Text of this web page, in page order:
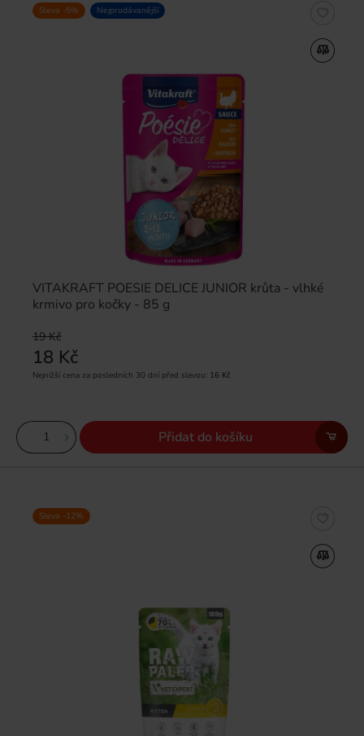
VITAKRAFT POESIE DELICE JUNIOR krůta - vlhké
krmivo pro kočky - 85 g
19 Kč
18 Kč
Nejnižší cena za posledních 30 dní před slevou: 16 Kč
Sleva -5% Nejprodávanější
Přidat do košíku
Sleva -12%